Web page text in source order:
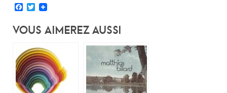
Facebook
Twitter
Vous Aimerez Aussi